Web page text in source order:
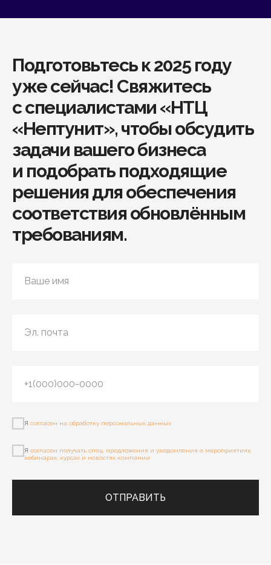
Подготовьтесь к 2025 году
уже сейчас! Свяжитесь
с специалистами «НТЦ
«Нептунит», чтобы обсудить
задачи вашего бизнеса
и подобрать подходящие
решения для обеспечения
соответствия обновлённым
требованиям.
Ваше имя
Эл. почта
+1(000)000-0000
Я согласен на обработку персональных данных
Я согласен получать спец. предложения и уведомления о мероприятиях,
вебинарах, курсах и новостях компании
ОТПРАВИТЬ